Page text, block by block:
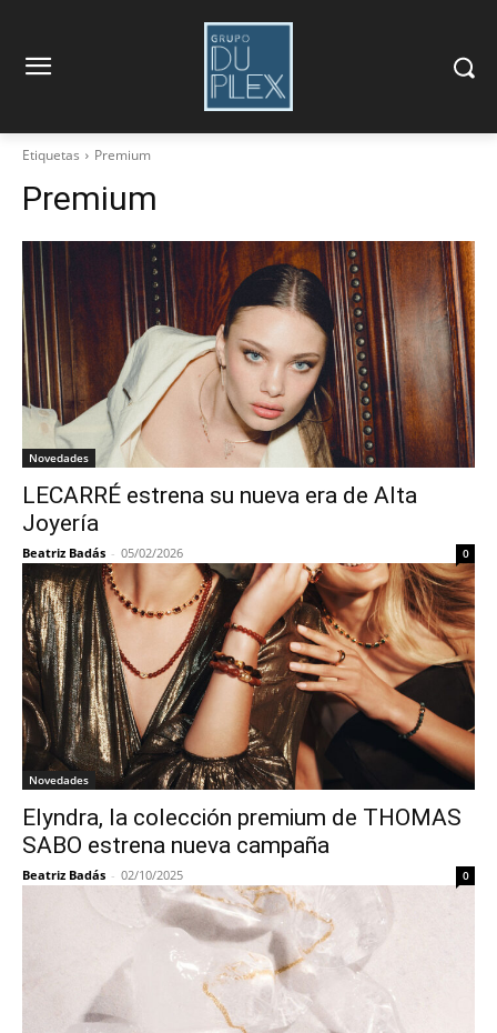
Etiquetas Premium
Premium
Novedades
LECARRÉ estrena su nueva era de Alta
Joyería
Beatriz Badás - 05/02/2026 0
Novedades
Elyndra, la colección premium de THOMAS
SABO estrena nueva campaña
Beatriz Badás - 02/10/2025 0